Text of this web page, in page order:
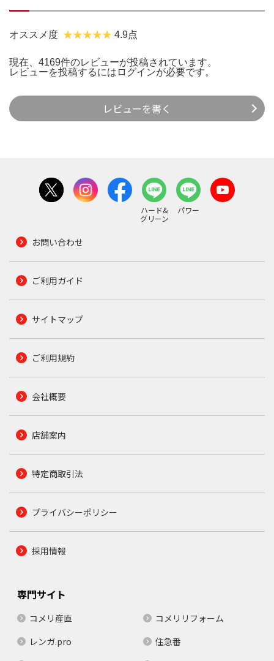
オススメ度 4.9点
現在、4169件のレビューが投稿されています。
レビューを投稿するには ログインが必要です。
レビューを書く
ハード&
グリーン
パワー
お問い合わせ
ご利用ガイド
サイトマップ
ご利用規約
会社概要
店舗案内
特定商取引法
プライバシーポリシー
採用情報
専門サイト
コメリ産直
コメリリフォーム
レンガ.pro
住急番